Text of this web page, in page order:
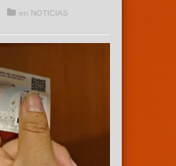
en NOTICIAS